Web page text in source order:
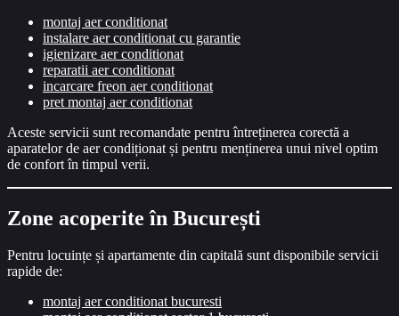
montaj aer conditionat
instalare aer conditionat cu garantie
igienizare aer conditionat
reparatii aer conditionat
incarcare freon aer conditionat
pret montaj aer conditionat
Aceste servicii sunt recomandate pentru întreținerea corectă a
aparatelor de aer condiționat și pentru menținerea unui nivel optim
de confort în timpul verii.
Zone acoperite în București
Pentru locuințe și apartamente din capitală sunt disponibile servicii
rapide de:
montaj aer conditionat bucuresti